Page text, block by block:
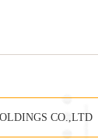
CO.,LTD